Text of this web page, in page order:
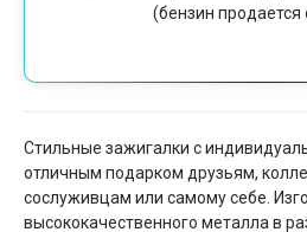
(бензин продается
Стильные зажигалки с
отличным подарком друзьям,
сослуживцам или самому себе.
высококачественного металла в